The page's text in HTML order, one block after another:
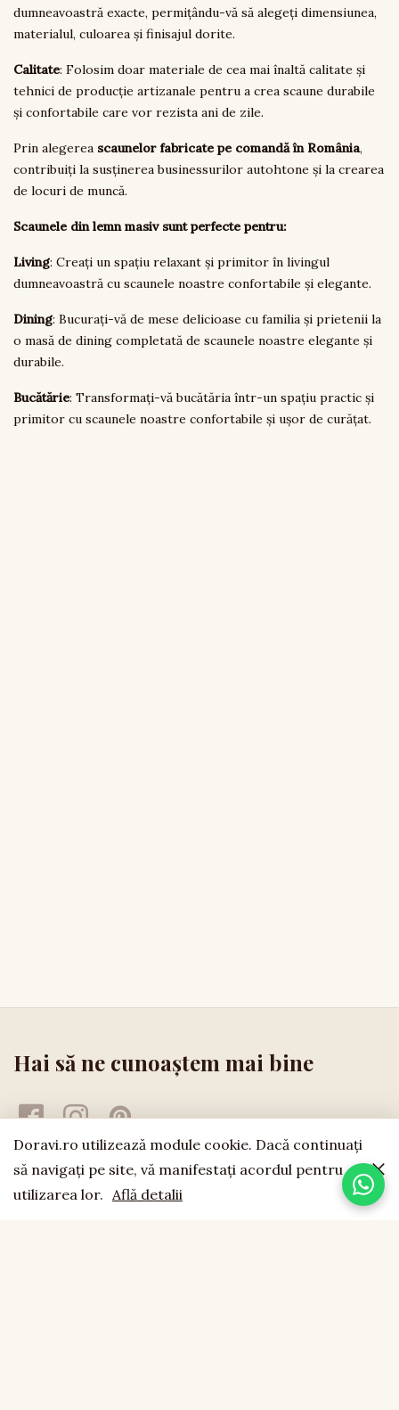
dumneavoastră exacte, permițându-vă să alegeți dimensiunea,
materialul, culoarea și finisajul dorite.
Calitate: Folosim doar materiale de cea mai înaltă calitate și
tehnici de producție artizanale pentru a crea scaune durabile
și confortabile care vor rezista ani de zile.
Prin alegerea scaunelor fabricate pe comandă în România,
contribuiți la susținerea businessurilor autohtone și la crearea
de locuri de muncă.
Scaunele din lemn masiv sunt perfecte pentru:
Living: Creați un spațiu relaxant și primitor în livingul
dumneavoastră cu scaunele noastre confortabile și elegante.
Dining: Bucurați-vă de mese delicioase cu familia și prietenii la
o masă de dining completată de scaunele noastre elegante și
durabile.
Bucătărie: Transformați-vă bucătăria într-un spațiu practic și
primitor cu scaunele noastre confortabile și ușor de curățat.
Hai să ne cunoaștem mai bine
Doravi.ro utilizează module cookie. Dacă continuaţi
să navigaţi pe site, vă manifestaţi acordul pentru
utilizarea lor. Află detalii